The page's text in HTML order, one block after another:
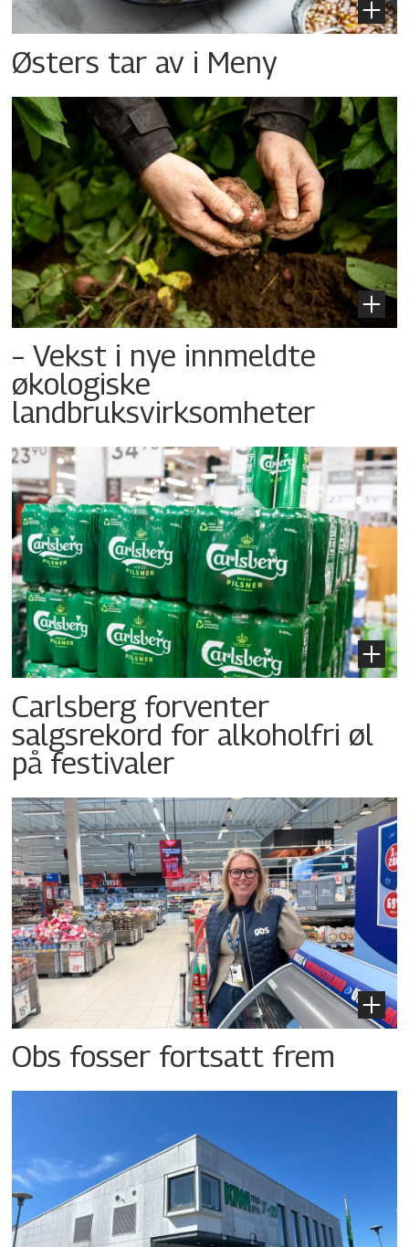
Østers tar av i Meny
– Vekst i nye innmeldte
økologiske
landbruksvirksomheter
Carlsberg forventer
salgsrekord for alkoholfri øl
på festivaler
Obs fosser fortsatt frem